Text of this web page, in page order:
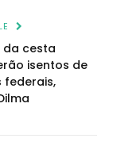
da cesta
isentos de
federais,